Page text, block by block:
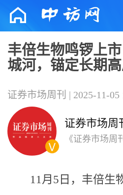
丰倍生物鸣锣上
城河，锚定长期
证券市场周刊 | 2025-11-05
证券市场周
《证券市场周
析和深度报道
11月5日，丰倍生